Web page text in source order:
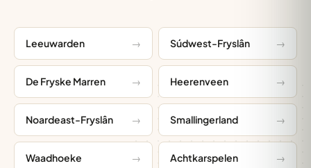
Leeuwarden Súdwest-Fryslân
De Fryske Marren Heerenveen
Noardeast-Fryslân Smallingerland
Waadhoeke Achtkarspelen